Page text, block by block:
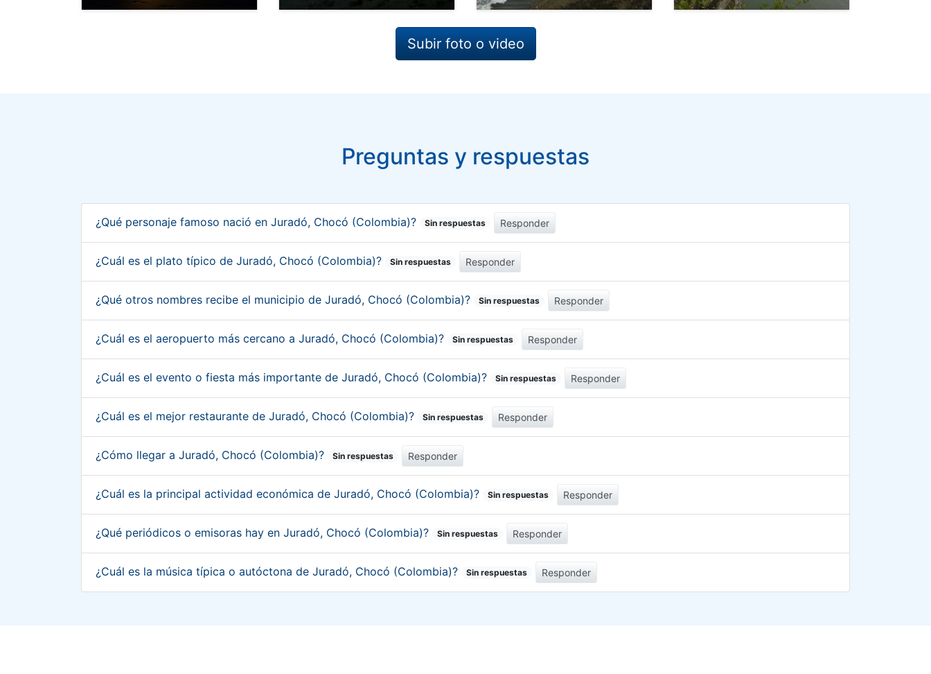
Subir foto o video
Preguntas y respuestas
¿Qué personaje famoso nació en Juradó, Chocó (Colombia)? Sin respuestas Responder
¿Cuál es el plato típico de Juradó, Chocó (Colombia)? Sin respuestas Responder
¿Qué otros nombres recibe el municipio de Juradó, Chocó (Colombia)? Sin respuestas Responder
¿Cuál es el aeropuerto más cercano a Juradó, Chocó (Colombia)? Sin respuestas Responder
¿Cuál es el evento o fiesta más importante de Juradó, Chocó (Colombia)? Sin respuestas Responder
¿Cuál es el mejor restaurante de Juradó, Chocó (Colombia)? Sin respuestas Responder
¿Cómo llegar a Juradó, Chocó (Colombia)? Sin respuestas Responder
¿Cuál es la principal actividad económica de Juradó, Chocó (Colombia)? Sin respuestas Responder
¿Qué periódicos o emisoras hay en Juradó, Chocó (Colombia)? Sin respuestas Responder
¿Cuál es la música típica o autóctona de Juradó, Chocó (Colombia)? Sin respuestas Responder